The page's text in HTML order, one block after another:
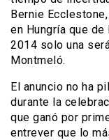
Bernie
en Hungría que
2014 solo una
Montmeló.
El anuncio no ha
durante la
que ganó por
entrever que lo